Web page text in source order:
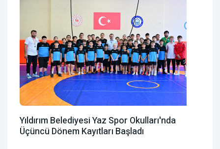
Yıldırım Belediyesi Yaz Spor Okulları'nda
Üçüncü Dönem Kayıtları Başladı